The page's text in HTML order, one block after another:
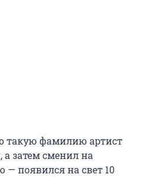
такую фамилию артист
затем сменил на
— появился на свет 10